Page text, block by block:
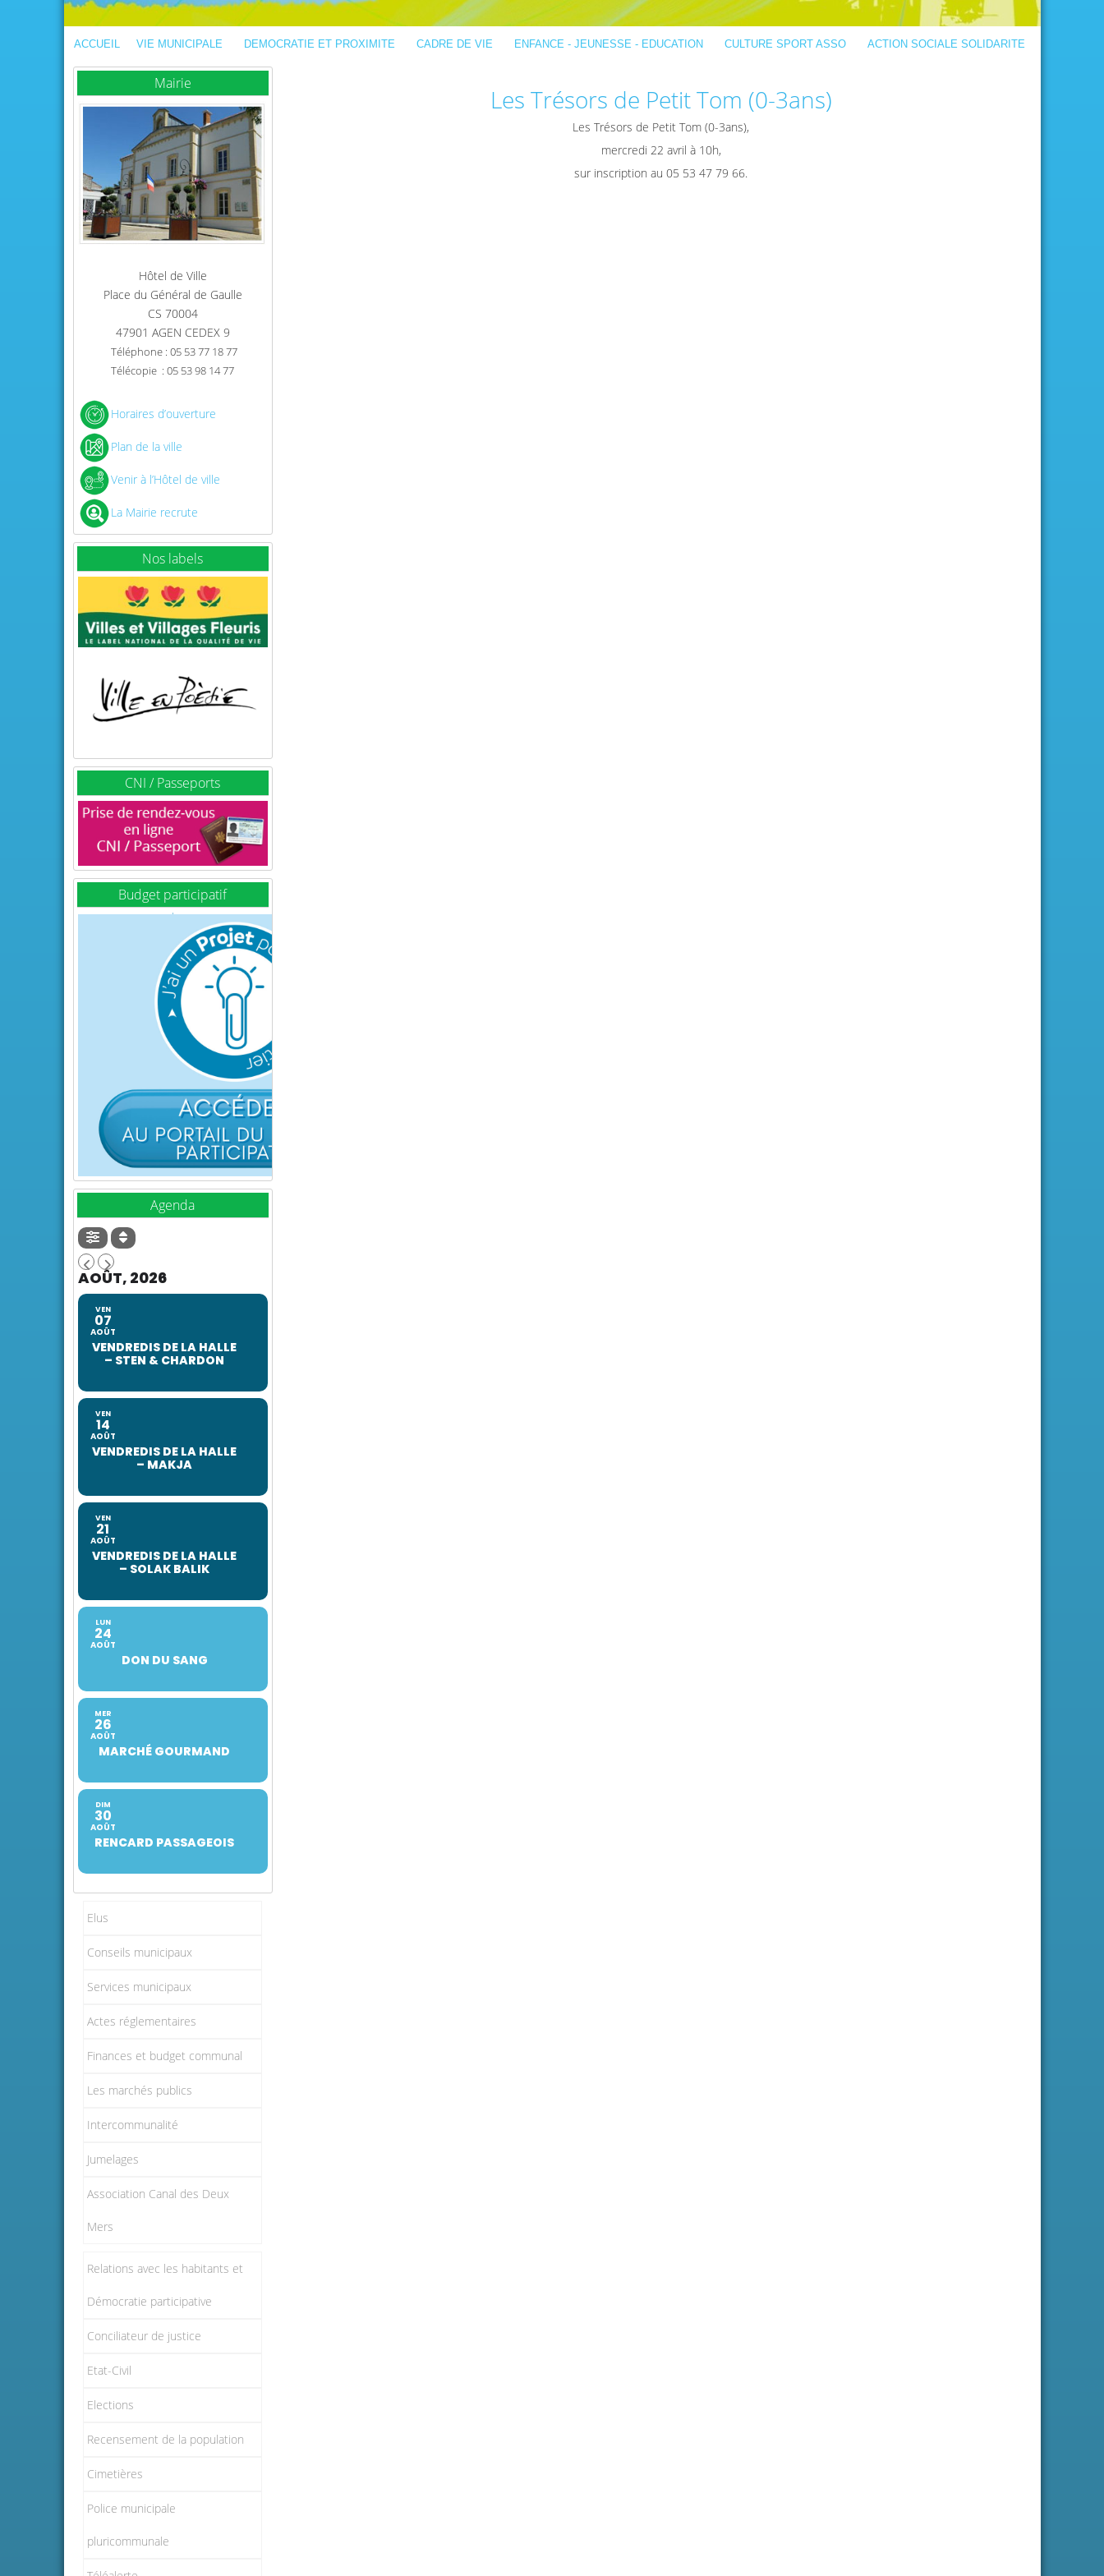
ACCUEIL VIE MUNICIPALE DEMOCRATIE ET PROXIMITE CADRE DE VIE ENFANCE - JEUNESSE - EDUCATION CULTURE SPORT ASSO ACTION SOCIALE SOLIDARITE
Mairie
Hôtel de Ville
Place du Général de Gaulle
CS 70004
47901 AGEN CEDEX 9
Téléphone : 05 53 77 18 77
Télécopie : 05 53 98 14 77
Horaires d’ouverture
Plan de la ville
Venir à l’Hôtel de ville
La Mairie recrute
Nos labels
CNI / Passeports
Budget participatif
Agenda
AOÛT, 2026
VEN
07
AOÛT
VENDREDIS DE LA HALLE
– STEN & CHARDON
VEN
14
AOÛT
VENDREDIS DE LA HALLE
– MAKJA
VEN
21
AOÛT
VENDREDIS DE LA HALLE
– SOLAK BALIK
LUN
24
AOÛT
DON DU SANG
MER
26
AOÛT
MARCHÉ GOURMAND
DIM
30
AOÛT
RENCARD PASSAGEOIS
Elus
Conseils municipaux
Services municipaux
Actes réglementaires
Finances et budget communal
Les marchés publics
Intercommunalité
Jumelages
Association Canal des Deux
Mers
Relations avec les habitants et
Démocratie participative
Conciliateur de justice
Etat-Civil
Elections
Recensement de la population
Cimetières
Police municipale
pluricommunale
Les Trésors de Petit Tom (0-3ans)
Les Trésors de Petit Tom (0-3ans),
mercredi 22 avril à 10h,
sur inscription au 05 53 47 79 66.